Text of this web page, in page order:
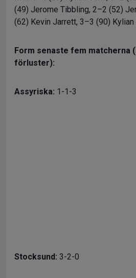
(49) Jerome Tibbling, 2–2 (52)
(62) Kevin Jarrett, 3–3 (90) Kylian
Form senaste fem matcherna
förluster):
Assyriska: 1-1-3
Stocksund: 3-2-0